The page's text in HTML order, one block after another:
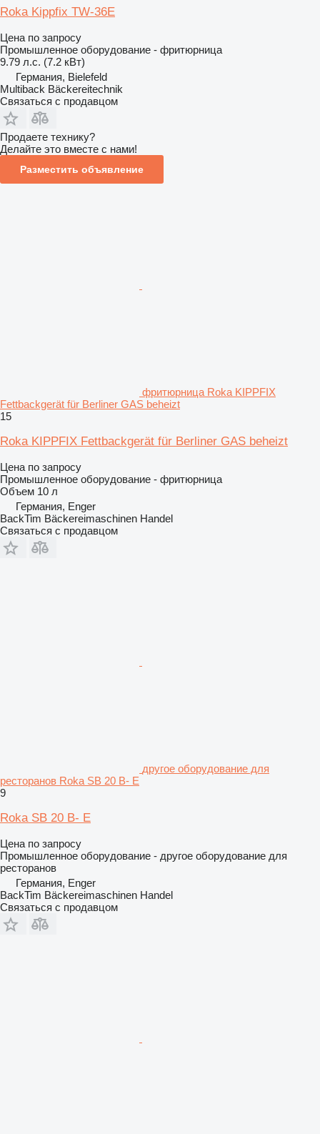
Roka Kippfix TW-36E
Цена по запросу
Промышленное оборудование - фритюрница
9.79 л.с. (7.2 кВт)
Германия, Bielefeld
Multiback Bäckereitechnik
Связаться с продавцом
Продаете технику?
Делайте это вместе с нами!
Разместить объявление
фритюрница Roka KIPPFIX
Fettbackgerät für Berliner GAS beheizt
15
Roka KIPPFIX Fettbackgerät für Berliner GAS beheizt
Цена по запросу
Промышленное оборудование - фритюрница
Объем 10 л
Германия, Enger
BackTim Bäckereimaschinen Handel
Связаться с продавцом
другое оборудование для
ресторанов Roka SB 20 B- E
9
Roka SB 20 B- E
Цена по запросу
Промышленное оборудование - другое оборудование для
ресторанов
Германия, Enger
BackTim Bäckereimaschinen Handel
Связаться с продавцом